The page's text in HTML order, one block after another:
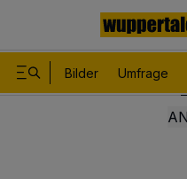
Bilder Umfrage